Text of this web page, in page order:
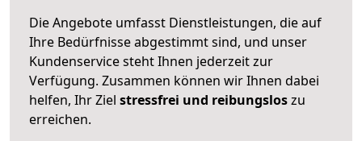
Die Angebote umfasst Dienstleistungen, die auf
Ihre Bedürfnisse abgestimmt sind, und unser
Kundenservice steht Ihnen jederzeit zur
Verfügung. Zusammen können wir Ihnen dabei
helfen, Ihr Ziel stressfrei und reibungsloszu
erreichen.